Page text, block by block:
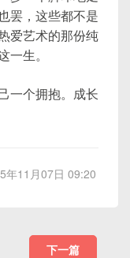
罢，这些都不是
爱艺术的那份纯
一生。
一个拥抱。成长
年11月07日 09:20
下一篇